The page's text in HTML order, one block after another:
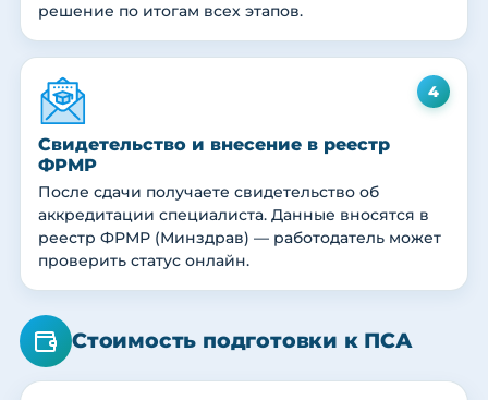
решение по итогам всех этапов.
4
Свидетельство и внесение в реестр
ФРМР
После сдачи получаете свидетельство об
аккредитации специалиста. Данные вносятся в
реестр ФРМР (Минздрав) — работодатель может
проверить статус онлайн.
Стоимость подготовки к ПСА